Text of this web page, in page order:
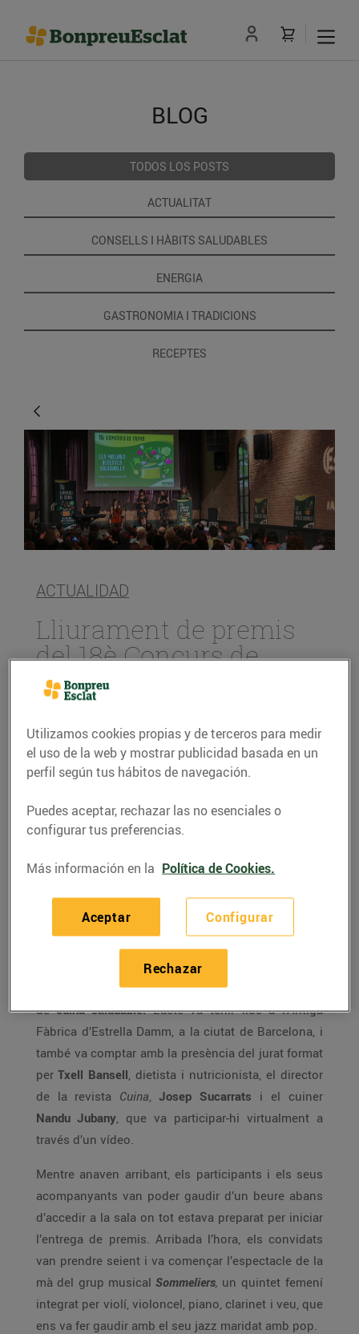
BLOG
TODOS LOS POSTS
ACTUALITAT
CONSELLS I HÀBITS SALUDABLES
ENERGIA
GASTRONOMIA I TRADICIONS
RECEPTES
ACTUALIDAD
Lliurament de premis
del 18è Concurs de
Cuina
06/julio/2017
El passat dilluns 3 de juliol, vam celebrar l’acte de
lliurament de premis de la 18a edició del nostre
concurs de cuina, enguany centrat en les receptes
decuina saludable.L’acte va tenir lloc a l’Antiga
Fàbrica d’Estrella Damm, a la ciutat de Barcelona, i
també va comptar amb la presència del jurat format
per Txell Bansell, dietista i nutricionista, el director
de la revista Cuina, Josep Sucarrats i el cuiner
Nandu Jubany, que va participar-hi virtualment a
través d’un vídeo.
Mentre anaven arribant, els participants i els seus
acompanyants van poder gaudir d’un beure abans
d’accedir a la sala on tot estava preparat per iniciar
l’entrega de premis. Arribada l’hora, els convidats
van prendre seient i va començar l’espectacle de la
mà del grup musical Sommeliers, un quintet femení
integrat per violí, violoncel, piano, clarinet i veu, que
ens va fer gaudir amb el seu jazz maridat amb pop.
Utilizamos cookies propias y de terceros para medir
el uso de la web y mostrar publicidad basada en un
perfil según tus hábitos de navegación.
Puedes aceptar, rechazar las no esenciales o
configurar tus preferencias.
Más información en la Política de Cookies.
Configurar
Rechazar
Aceptar